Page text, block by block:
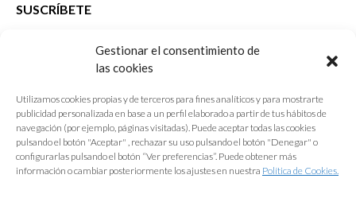
Gestionar el consentimiento de
las cookies
Utilizamos cookies propias y de terceros para fines analíticos y para mostrarte
publicidad personalizada en base a un perfil elaborado a partir de tus hábitos de
navegación (por ejemplo, páginas visitadas). Puede aceptar todas las cookies
pulsando el botón "Aceptar" , rechazar su uso pulsando el botón "Denegar" o
configurarlas pulsando el botón “Ver preferencias”. Puede obtener más
información o cambiar posteriormente los ajustes en nuestra Política de Cookies.
SUSCRÍBETE
que desarrolla el Colegio de Arquitectos de Cádiz
E-mail *
Acepto lostérminos y condiciones de uso